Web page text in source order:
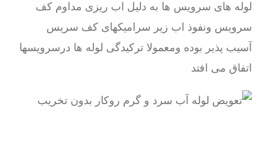
لوله های سرویس ها به دلیل اب ریزی مداوم کف
سرویس ونفوذ اب زیر سرامیکهای کف سریس
آسیب پذیر بوده ومعمولا ترکیدگی لوله ها درسرویسها
اتفاق می افتد